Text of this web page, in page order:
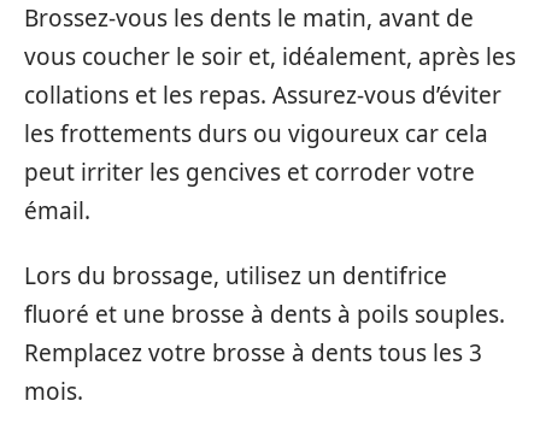
Brossez-vous les dents le matin, avant de
vous coucher le soir et, idéalement, après les
collations et les repas. Assurez-vous d’éviter
les frottements durs ou vigoureux car cela
peut irriter les gencives et corroder votre
émail.
Lors du brossage, utilisez un dentifrice
fluoré et une brosse à dents à poils souples.
Remplacez votre brosse à dents tous les 3
mois.